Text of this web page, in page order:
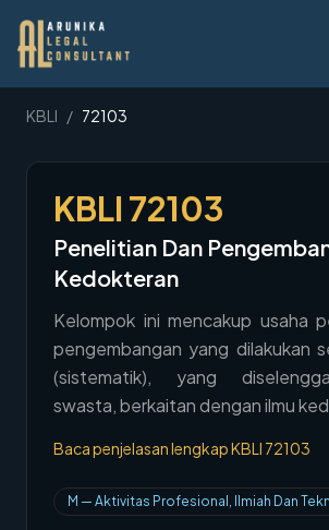
Layanan
Peraturan
KBLI
Tentang
Penawaran
Blog
Legal AI
Hubungi Kami→
KBLI / 72103
KBLI 72103
Penelitian Dan
Kedokteran
Kelompok ini mencakup usaha
pengembangan yang dilakukan
(sistematik), yang
swasta, berkaitan dengan ilmu
Baca penjelasan lengkap KBLI 72103
M — Aktivitas Profesional, Ilmiah Dan